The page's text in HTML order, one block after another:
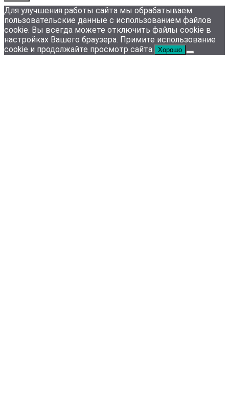
Для улучшения работы сайта мы обрабатываем
пользовательские данные с использованием файлов
cookie. Вы всегда можете отключить файлы cookie в
настройках Вашего браузера. Примите использование
cookie и продолжайте просмотр сайта. Хорошо